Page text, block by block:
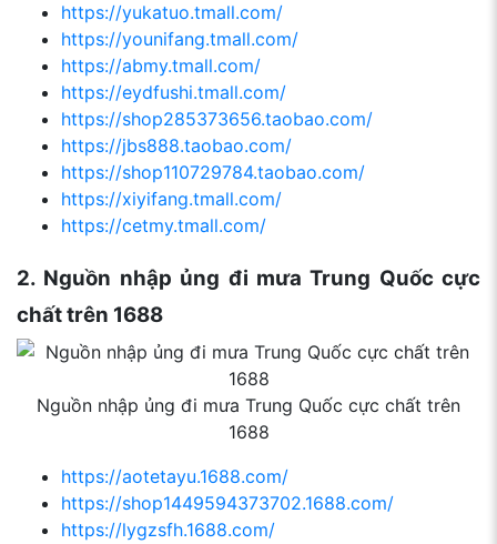
https://yukatuo.tmall.com/
https://younifang.tmall.com/
https://abmy.tmall.com/
https://eydfushi.tmall.com/
https://shop285373656.taobao.com/
https://jbs888.taobao.com/
https://shop110729784.taobao.com/
https://xiyifang.tmall.com/
https://cetmy.tmall.com/
2. Nguồn nhập ủng đi mưa Trung Quốc cực
chất trên 1688
Nguồn nhập ủng đi mưa Trung Quốc cực chất trên
1688
https://aotetayu.1688.com/
https://shop1449594373702.1688.com/
https://lygzsfh.1688.com/